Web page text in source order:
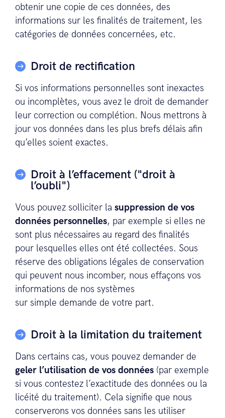
obtenir une copie de ces données, des
informations sur les finalités de traitement, les
catégories de données concernées, etc.
Droit de rectification
Si vos informations personnelles sont inexactes
ou incomplètes, vous avez le droit de demander
leur correction ou complétion. Nous mettrons à
jour vos données dans les plus brefs délais afin
qu’elles soient exactes.
Droit à l’effacement ("droit à
l’oubli")
Vous pouvez solliciter la suppression de vos
données personnelles, par exemple si elles ne
sont plus nécessaires au regard des finalités
pour lesquelles elles ont été collectées. Sous
réserve des obligations légales de conservation
qui peuvent nous incomber, nous effaçons vos
informations de nos systèmes
sur simple demande de votre part.
Droit à la limitation du traitement
Dans certains cas, vous pouvez demander de
geler l’utilisation de vos données (par exemple
si vous contestez l’exactitude des données ou la
licéité du traitement). Cela signifie que nous
conserverons vos données sans les utiliser